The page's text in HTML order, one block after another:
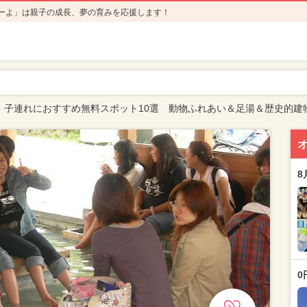
」は親子の成長、夢の育みを応援します！
子連れにおすすめ無料スポット10選 動物ふれあい＆足湯＆歴史的建
8
0